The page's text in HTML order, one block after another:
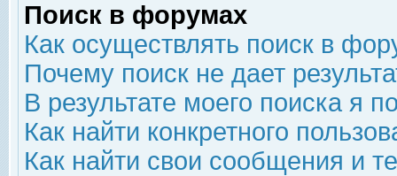
Поиск в форумах
Как осуществлять поиск в
Почему поиск не дает
В результате моего поиска я
Как найти конкретного
Как найти свои сообщения и